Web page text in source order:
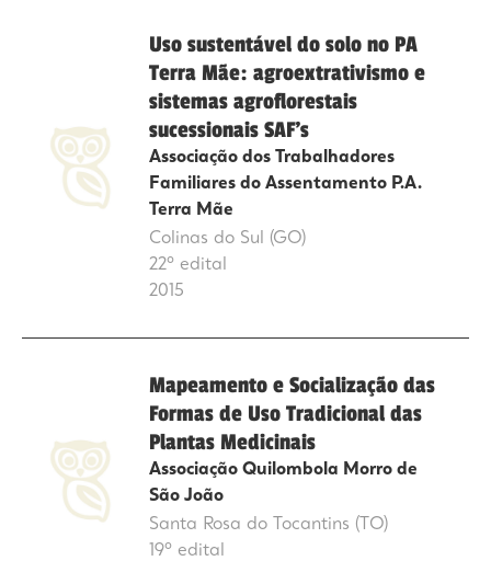
Uso sustentável do solo no PA
Terra Mãe: agroextrativismo e
sistemas agroflorestais
sucessionais SAF’s
Associação dos Trabalhadores
Familiares do Assentamento P.A.
Terra Mãe
Colinas do Sul (GO)
22º edital
2015
Mapeamento e Socialização das
Formas de Uso Tradicional das
Plantas Medicinais
Associação Quilombola Morro de
São João
Santa Rosa do Tocantins (TO)
19º edital